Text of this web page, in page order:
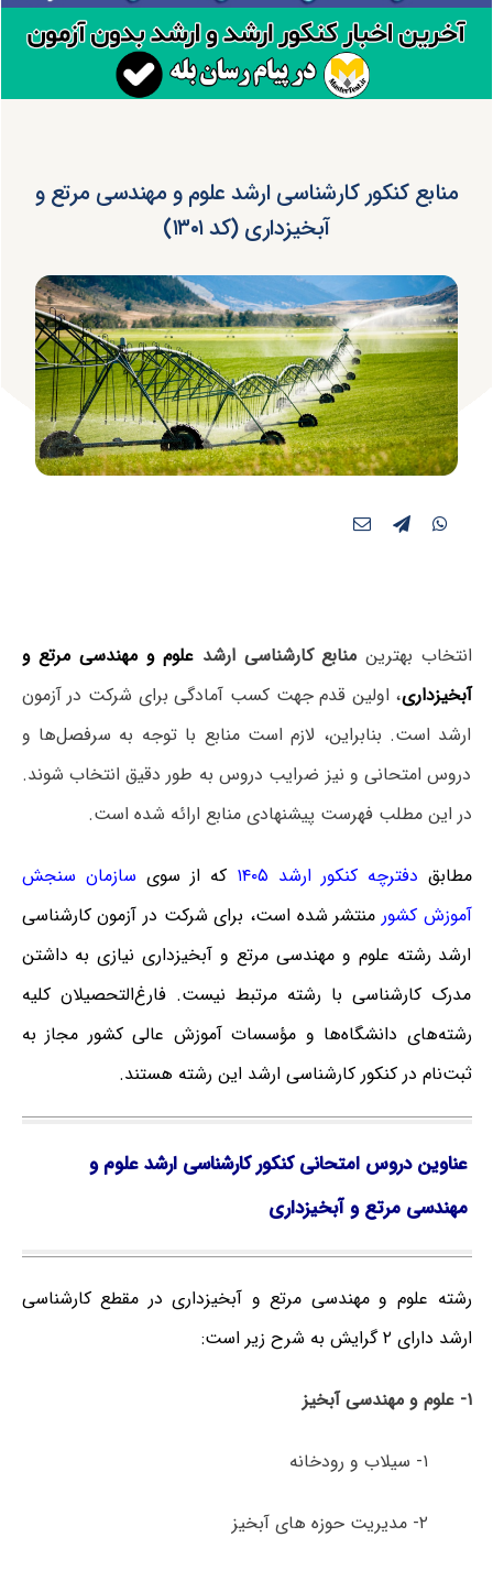
منابع کنکور کارشناسی ارشد علوم و مهندسی مرتع و
آبخیزداری (کد ۱۳۰۱)
انتخاب بهترین منابع کارشناسی ارشد علوم و مهندسی مرتع و
آبخیزداری، اولین قدم جهت کسب آمادگی برای شرکت در آزمون
ارشد است. بنابراین، لازم است منابع با توجه به سرفصل‌ها و
دروس امتحانی و نیز ضرایب دروس به طور دقیق انتخاب شوند.
در این مطلب فهرست پیشنهادی منابع ارائه شده است.
مطابق دفترچه کنکور ارشد ۱۴۰۵ که از سوی سازمان سنجش
آموزش کشور منتشر شده است، برای شرکت در آزمون کارشناسی
ارشد رشته علوم و مهندسی مرتع و آبخیزداری نیازی به داشتن
مدرک کارشناسی با رشته مرتبط نیست. فارغ‌‌التحصیلان کلیه
رشته‌های دانشگاه‌ها و مؤسسات آموزش عالی کشور مجاز به
ثبت‌نام در کنکور کارشناسی ارشد این رشته هستند.
عناوین دروس امتحانی کنکور کارشناسی ارشد علوم و
مهندسی مرتع و آبخیزداری
رشته علوم و مهندسی مرتع و آبخیزداری در مقطع کارشناسی
ارشد دارای ۲ گرایش به شرح زیر است:
۱- علوم و مهندسی آبخیز
۱- سیلاب و رودخانه
۲- مدیریت حوزه های آبخیز